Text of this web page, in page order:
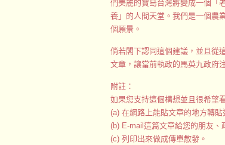
們美麗的寶島台灣將變成一個「
養」的人間天堂。我們是一個農
個願景。
倘若閣下認同這個建議，並且從
文章，讓當前執政的馬英九政府
附註：
如果您支持這個構想並且很希望
(a) 在網路上能貼文章的地方轉貼
(b) E-mail這篇文章給您的朋友、
(c) 列印出來做成傳單散發。